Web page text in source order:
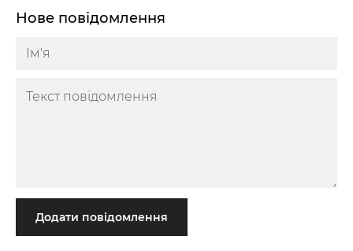
Нове повідомлення
Додати повідомлення